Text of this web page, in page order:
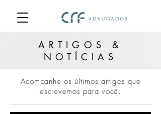
ARTIGOS &
NOTÍCIAS
Acompanhe os últimos artigos que
escrevemos para você.